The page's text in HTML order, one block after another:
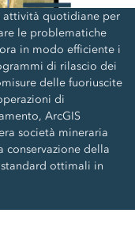
attività quotidiane per
le problematiche
in modo efficiente i
di rilascio dei
delle fuoriuscite
di
ArcGIS
società mineraria
conservazione della
ottimali in